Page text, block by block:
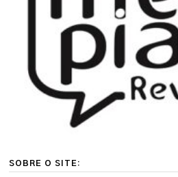
SOBRE O SITE: